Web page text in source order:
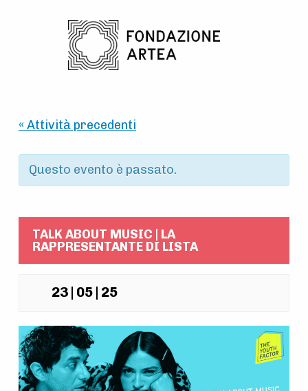
« Attività precedenti
Questo evento è passato.
TALK ABOUT MUSIC | LA
RAPPRESENTANTE DI LISTA
23 | 05 | 25
A
t
t